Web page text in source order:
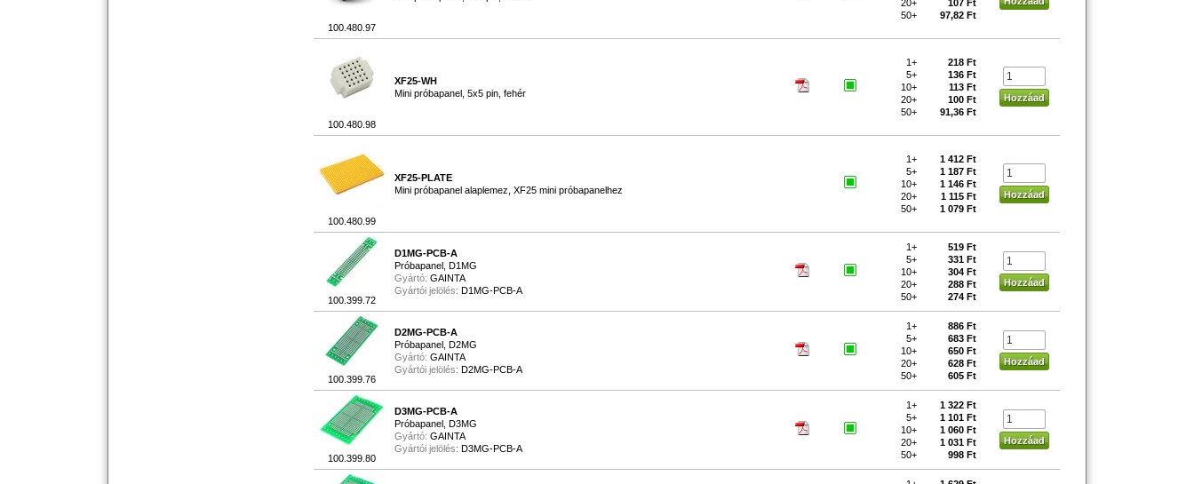
100.480.97
20+
107 Ft
50+
97,82 Ft
100.480.98
XF25-WH
Mini próbapanel, 5x5 pin, fehér
1+
218 Ft
5+
136 Ft
10+
113 Ft
20+
100 Ft
50+
91,36 Ft
100.480.99
XF25-PLATE
Mini próbapanel alaplemez, XF25 mini próbapanelhez
1+
1 412 Ft
5+
1 187 Ft
10+
1 146 Ft
20+
1 115 Ft
50+
1 079 Ft
100.399.72
D1MG-PCB-A
Próbapanel, D1MG
Gyártó: GAINTA
Gyártói jelölés: D1MG-PCB-A
1+
519 Ft
5+
331 Ft
10+
304 Ft
20+
288 Ft
50+
274 Ft
100.399.76
D2MG-PCB-A
Próbapanel, D2MG
Gyártó: GAINTA
Gyártói jelölés: D2MG-PCB-A
1+
886 Ft
5+
683 Ft
10+
650 Ft
20+
628 Ft
50+
605 Ft
100.399.80
D3MG-PCB-A
Próbapanel, D3MG
Gyártó: GAINTA
Gyártói jelölés: D3MG-PCB-A
1+
1 322 Ft
5+
1 101 Ft
10+
1 060 Ft
20+
1 031 Ft
50+
998 Ft